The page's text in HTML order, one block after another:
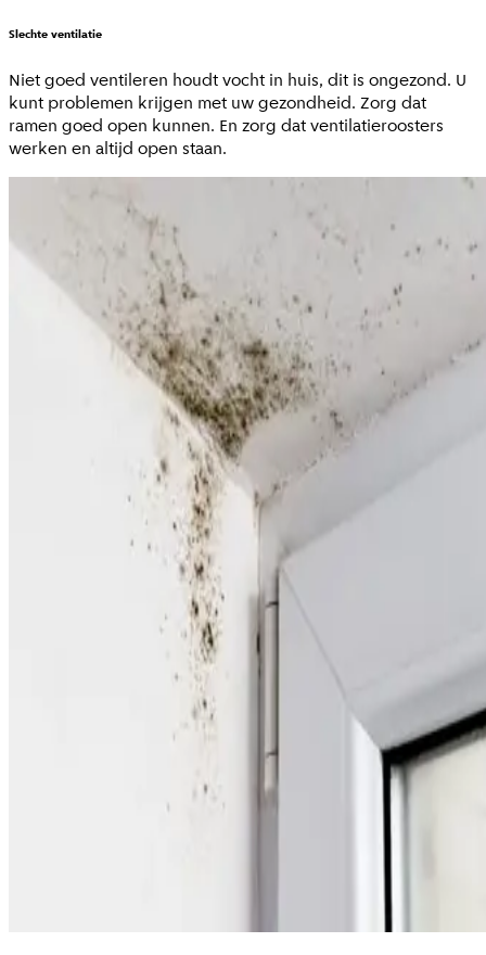
Slechte ventilatie
Niet goed ventileren houdt vocht in huis, dit is ongezond. U
kunt problemen krijgen met uw gezondheid. Zorg dat
ramen goed open kunnen. En zorg dat ventilatieroosters
werken en altijd open staan.